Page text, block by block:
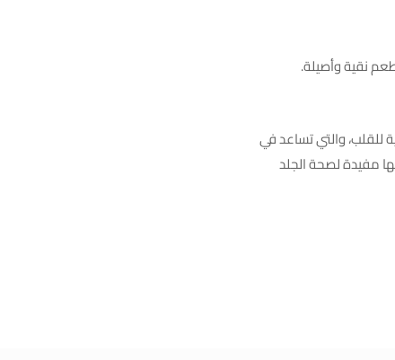
نقية وأصيلة.
للقلب، والتي تساعد في
مفيدة لصحة الجلد